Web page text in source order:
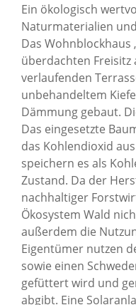
Ein ökologisch
Naturmaterialien
Das Wohnblockhaus
überdachten Freisitz
verlaufenden
unbehandeltem
Dämmung gebaut.
Das eingesetzte
das Kohlendioxid
speichern es als
Zustand. Da der
nachhaltiger
Ökosystem Wald
außerdem die
Eigentümer nutzen
sowie einen
gefüttert wird und
abgibt. Eine